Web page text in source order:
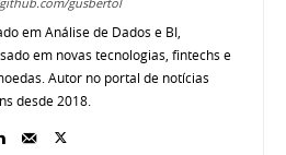
em Análise de Dados e BI,
em novas tecnologias, fintechs e
Autor no portal de notícias
desde 2018.